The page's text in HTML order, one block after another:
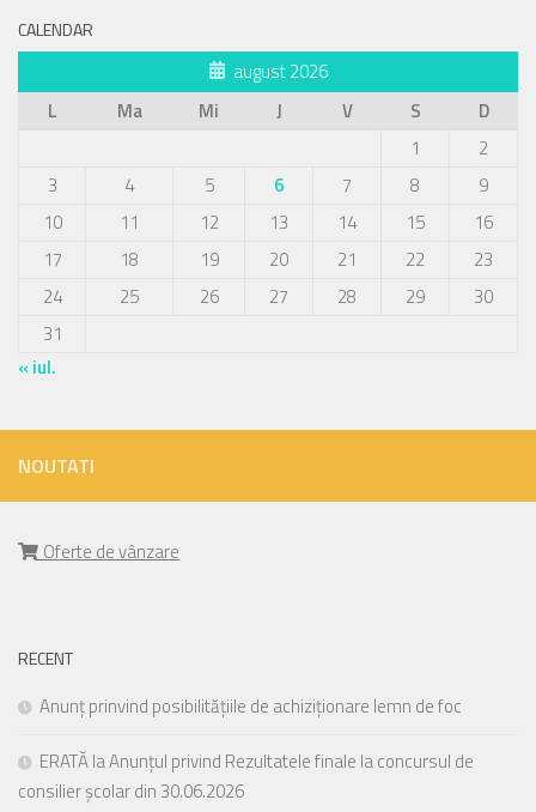
CALENDAR
august 2026
L
Ma Mi J V S
D
1
2
3
4 5 6 7 8
9
10
11 12 13 14 15
16
17
18 19 20 21 22
23
24
25 26 27 28 29
30
31
« iul.
NOUTATI
Oferte de vânzare
RECENT
Anunț prinvind posibilitățiile de achiziționare lemn de foc
ERATĂ la Anunțul privind Rezultatele finale la concursul de
consilier școlar din 30.06.2026